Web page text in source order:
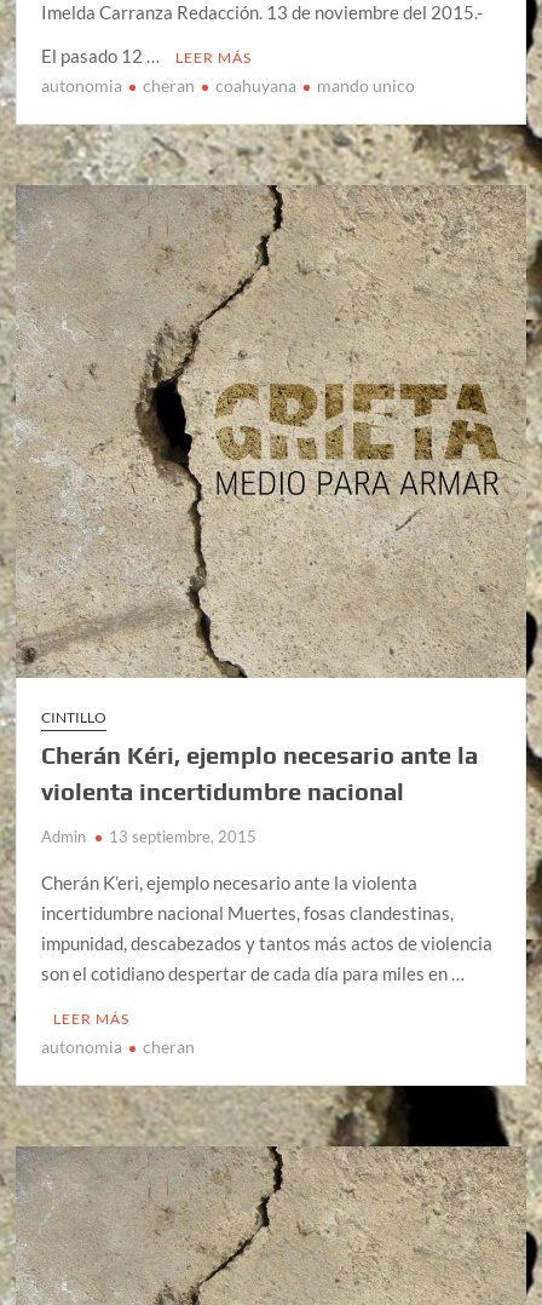
Imelda Carranza Redacción. 13 de noviembre del 2015.-
El pasado 12 …
LEER MÁS
autonomia cheran coahuyana mando unico
CINTILLO
Cherán Kéri, ejemplo necesario ante la
violenta incertidumbre nacional
Admin 13 septiembre, 2015
Cherán K’eri, ejemplo necesario ante la violenta
incertidumbre nacional Muertes, fosas clandestinas,
impunidad, descabezados y tantos más actos de violencia
son el cotidiano despertar de cada día para miles en …
LEER MÁS
autonomia cheran